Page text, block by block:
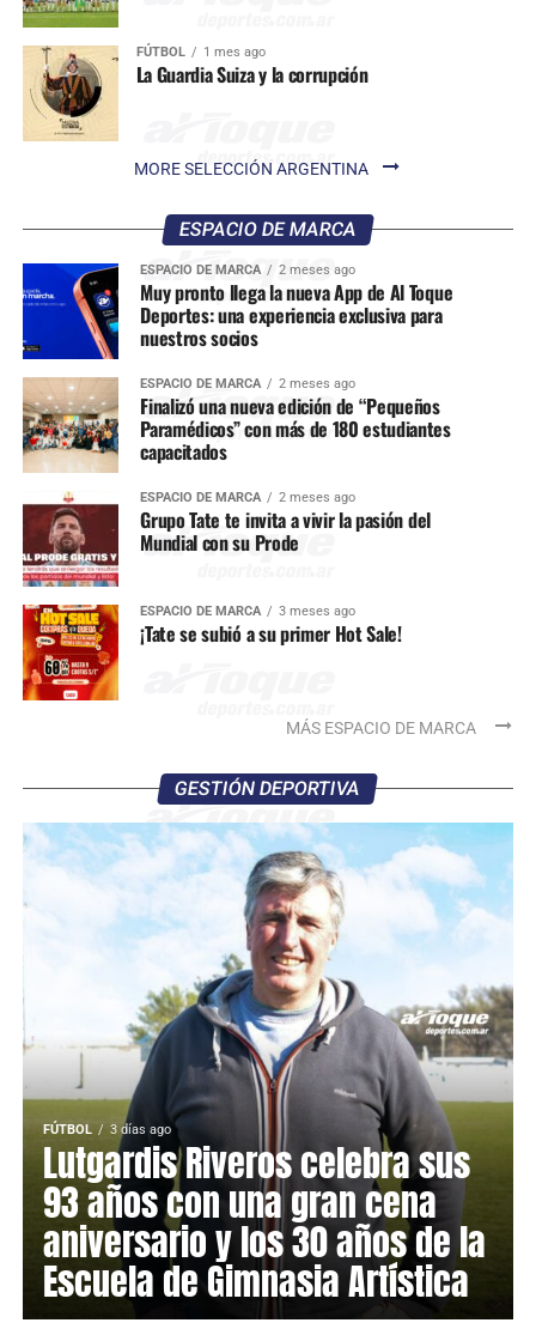
FÚTBOL 1 mes ago
La Guardia Suiza y la corrupción
MORE SELECCIÓN ARGENTINA
ESPACIO DE MARCA
ESPACIO DE MARCA 2 meses ago
Muy pronto llega la nueva App de Al Toque
Deportes: una experiencia exclusiva para
nuestros socios
ESPACIO DE MARCA 2 meses ago
Finalizó una nueva edición de “Pequeños
Paramédicos” con más de 180 estudiantes
capacitados
ESPACIO DE MARCA 2 meses ago
Grupo Tate te invita a vivir la pasión del
Mundial con su Prode
ESPACIO DE MARCA 3 meses ago
¡Tate se subió a su primer Hot Sale!
MÁS ESPACIO DE MARCA
GESTIÓN DEPORTIVA
FÚTBOL 3 días ago
Lutgardis Riveros celebra sus
93 años con una gran cena
aniversario y los 30 años de la
Escuela de Gimnasia Artística